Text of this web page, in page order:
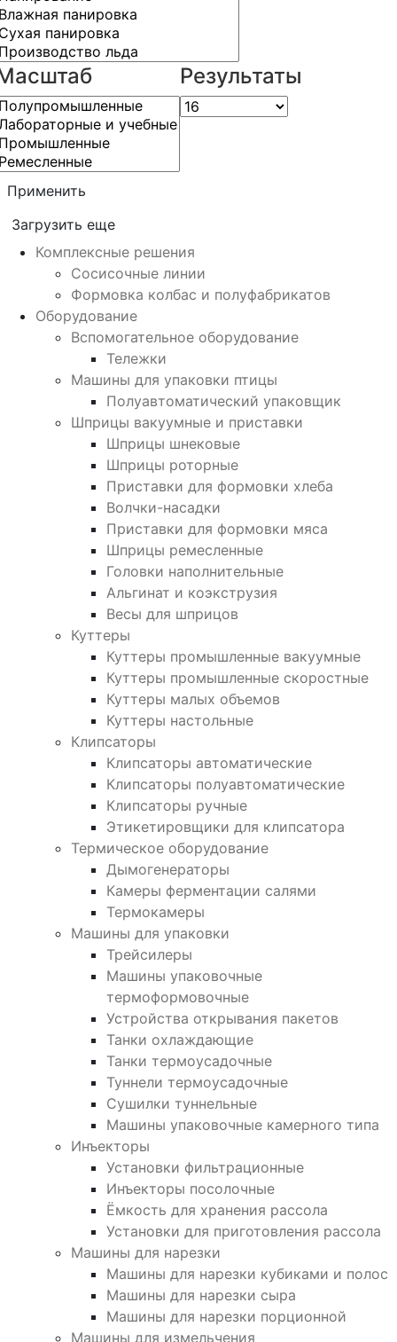
Результаты
Применить
Загрузить еще
Комплексные решения
Сосисочные линии
Формовка колбас и полуфабрикатов
Оборудование
Вспомогательное оборудование
Тележки
Машины для упаковки птицы
Полуавтоматический упаковщик
Шприцы вакуумные и приставки
Шприцы шнековые
Шприцы роторные
Приставки для формовки хлеба
Волчки-насадки
Приставки для формовки мяса
Шприцы ремесленные
Головки наполнительные
Альгинат и коэкструзия
Весы для шприцов
Куттеры
Куттеры промышленные вакуумные
Куттеры промышленные скоростные
Куттеры малых объемов
Куттеры настольные
Клипсаторы
Клипсаторы автоматические
Клипсаторы полуавтоматические
Клипсаторы ручные
Этикетировщики для клипсатора
Термическое оборудование
Дымогенераторы
Камеры ферментации салями
Термокамеры
Машины для упаковки
Трейсилеры
Машины упаковочные
термоформовочные
Устройства открывания пакетов
Танки охлаждающие
Танки термоусадочные
Туннели термоусадочные
Сушилки туннельные
Машины упаковочные камерного типа
Инъекторы
Установки фильтрационные
Инъекторы посолочные
Ёмкость для хранения рассола
Установки для приготовления рассола
Машины для нарезки
Машины для нарезки кубиками и полос
Машины для нарезки сыра
Машины для нарезки порционной
Машины для измельчения